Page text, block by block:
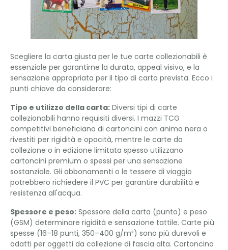
Scegliere la carta giusta per le tue carte collezionabili è
essenziale per garantirne la durata, appeal visivo, e la
sensazione appropriata per il tipo di carta prevista. Ecco i
punti chiave da considerare:
Tipo e utilizzo della carta: Diversi tipi di carte
collezionabili hanno requisiti diversi. I mazzi TCG
competitivi beneficiano di cartoncini con anima nera o
rivestiti per rigidità e opacità, mentre le carte da
collezione o in edizione limitata spesso utilizzano
cartoncini premium o spessi per una sensazione
sostanziale. Gli abbonamenti o le tessere di viaggio
potrebbero richiedere il PVC per garantire durabilità e
resistenza all'acqua.
Spessore e peso: Spessore della carta (punto) e peso
(GSM) determinare rigidità e sensazione tattile. Carte più
spesse (16–18 punti, 350–400 g/m²) sono più durevoli e
adatti per oggetti da collezione di fascia alta. Cartoncino